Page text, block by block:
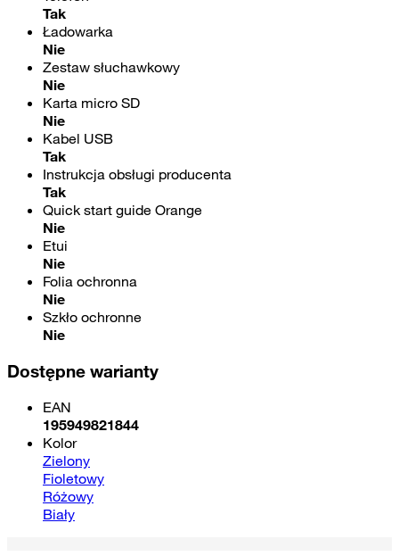
Tak
Ładowarka
Nie
Zestaw słuchawkowy
Nie
Karta micro SD
Nie
Kabel USB
Tak
Instrukcja obsługi producenta
Tak
Quick start guide Orange
Nie
Etui
Nie
Folia ochronna
Nie
Szkło ochronne
Nie
Dostępne warianty
EAN
195949821844
Kolor
Zielony
Fioletowy
Różowy
Biały